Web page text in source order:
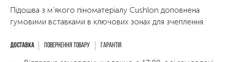
Підошва з м'якого піноматеріалу Cushlon доповнена
гумовими вставками в ключових зонах для зчеплення.
Повернення товару Гарантія